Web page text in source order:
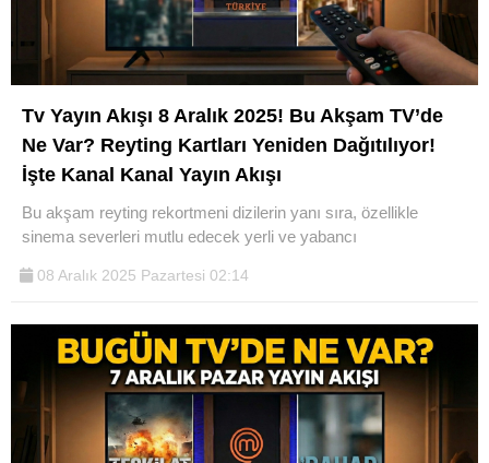
Instagram
Youtube
Tv Yayın Akışı 8 Aralık 2025! Bu Akşam TV’de
Ne Var? Reyting Kartları Yeniden Dağıtılıyor!
İşte Kanal Kanal Yayın Akışı
Bu akşam reyting rekortmeni dizilerin yanı sıra, özellikle
sinema severleri mutlu edecek yerli ve yabancı
08 Aralık 2025 Pazartesi 02:14